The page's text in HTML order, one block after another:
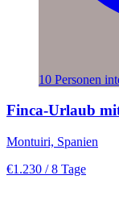
10 Personen
Finca-Urlaub
Montuiri, Spanien
€1.230 / 8 Tage